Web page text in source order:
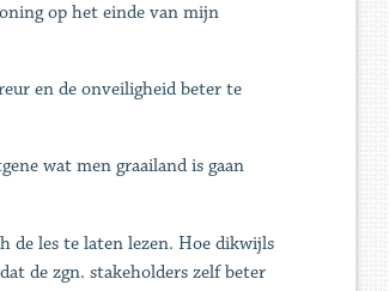
op het einde van mijn
en de onveiligheid beter te
wat men graailand is gaan
de les te laten lezen. Hoe dikwijls
de zgn. stakeholders zelf beter